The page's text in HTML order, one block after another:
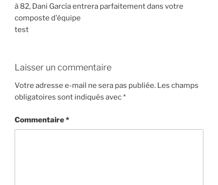
à 82, Dani García entrera parfaitement dans votre
composte d'équipe
test
Laisser un commentaire
Votre adresse e-mail ne sera pas publiée. Les champs
obligatoires sont indiqués avec*
Commentaire*